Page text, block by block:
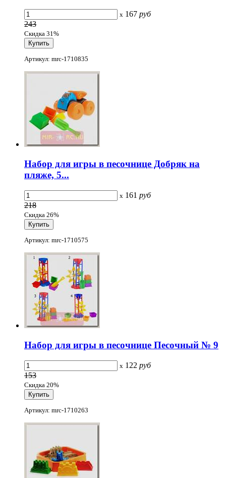
x 167 руб
243
Скидка 31%
Артикул: mrc-1710835
Набор для игры в песочнице Добряк на
пляже, 5...
x 161 руб
218
Скидка 26%
Артикул: mrc-1710575
Набор для игры в песочнице Песочный № 9
x 122 руб
153
Скидка 20%
Артикул: mrc-1710263